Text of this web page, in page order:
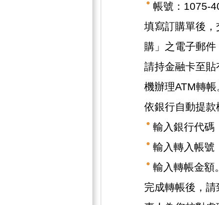
帳號：1075-
填寫訂購單後
購」之電子郵
請持金融卡至
機辦理ATM轉帳
依銀行自動提
輸入銀行代碼
輸入轉入帳號
輸入轉帳金額
完成轉帳後，